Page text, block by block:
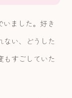
ました。好き
ない、どうした
すごしていた